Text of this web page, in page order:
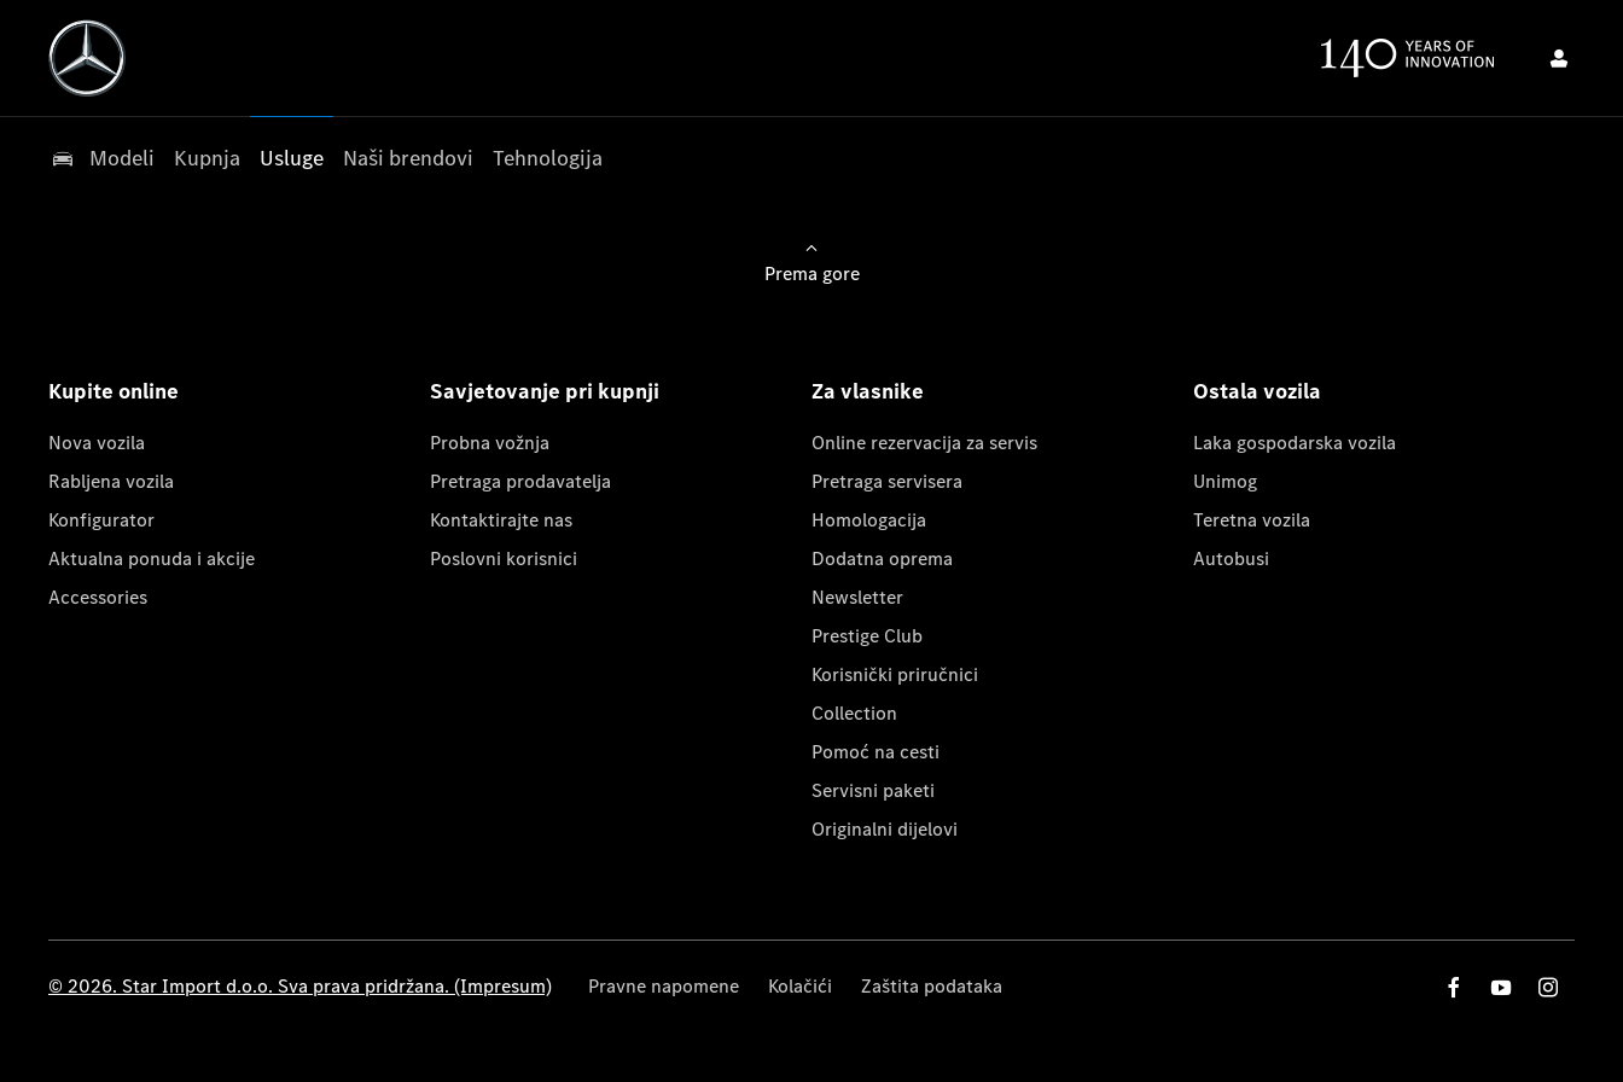
Modeli Kupnja Usluge Naši brendovi Tehnologija
Prema gore
Kupite online
Nova vozila
Rabljena vozila
Konfigurator
Aktualna ponuda i akcije
Accessories
Savjetovanje pri kupnji
Probna vožnja
Pretraga prodavatelja
Kontaktirajte nas
Poslovni korisnici
Za vlasnike
Online rezervacija za servis
Pretraga servisera
Homologacija
Dodatna oprema
Newsletter
Prestige Club
Korisnički priručnici
Collection
Pomoć na cesti
Servisni paketi
Originalni dijelovi
Ostala vozila
Laka gospodarska vozila
Unimog
Teretna vozila
Autobusi
© 2026. Star Import d.o.o. Sva prava pridržana. (Impresum) Pravne napomene Kolačići Zaštita podataka